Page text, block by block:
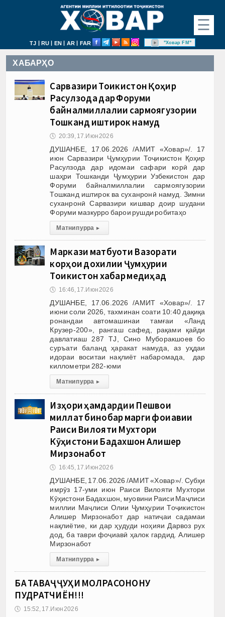
☰
TJ | RU | EN | AR | FAR "Ховар FM"
ХАБАРҲО
Сарвазири Тоҷикистон Қоҳир
Расулзода дар Форуми
байналмиллалии сармоягузории
Тошканд иштирок намуд
🕔 20:39, 17.Июн 2026
ДУШАНБЕ, 17.06.2026 /АМИТ «Ховар»/. 17
июн Сарвазири Ҷумҳурии Тоҷикистон Қоҳир
Расулзода дар идомаи сафари корӣ дар
шаҳри Тошканди Ҷумҳурии Узбекистон дар
Форуми байналмиллалии сармоягузории
Тошканд иштирок ва суханронӣ намуд. Зимни
суханронӣ Сарвазири кишвар доир шудани
Форуми мазкурро барои рушди робитаҳо
Матни пурра ▸
Маркази матбуоти Вазорати
корҳои дохилии Ҷумҳурии
Тоҷикистон хабар медиҳад
🕔 16:46, 17.Июн 2026
ДУШАНБЕ, 17.06.2026 /АМИТ «Ховар»/. 17
июни соли 2026, тахминан соати 10:40 дақиқа
ронандаи автомашинаи тамғаи «Ланд
Крузер-200», рангаш сафед, рақами қайди
давлатиаш 287 TJ, Сино Муборакшоев бо
суръати баланд ҳаракат намуда, аз уҳдаи
идораи воситаи нақлиёт набаромада, дар
киллометри 282-юми
Матни пурра ▸
Изҳори ҳамдардии Пешвои
миллат бинобар марги фоҷиавии
Раиси Вилояти Мухтори
Кӯҳистони Бадахшон Алишер
Мирзонабот
🕔 16:45, 17.Июн 2026
ДУШАНБЕ, 17.06.2026 /АМИТ «Ховар»/. Субҳи
имрӯз 17-уми июн Раиси Вилояти Мухтори
Кӯҳистони Бадахшон, муовини Раиси Маҷлиси
миллии Маҷлиси Олии Ҷумҳурии Тоҷикистон
Алишер Мирзонабот дар натиҷаи садамаи
нақлиётие, ки дар ҳудуди ноҳияи Дарвоз рух
дод, ба таври фоҷиавӣ ҳалок гардид. Алишер
Мирзонабот
Матни пурра ▸
БА ТАВАҶҶУҲИ МОЛРАСОНОНУ
ПУДРАТЧИЁН!!!
🕔 15:52, 17.Июн 2026